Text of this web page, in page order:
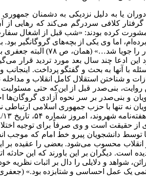
یا به دلیل نزدیکی به دشمنان
کلافی سردرگم می‌کند که رهایی
کرده بودند: «شب قبل از اشغال
اما وی یکی از بچه‌های گروگانگیر بود.
خط امام قصد دارند سفارت آمریکا را
این ادعا چند سال بعد مورد تردید
آنها به بحث و گفتگو پرداخت. اینجانب
و شناختن استقلال کامل انقلاب و
از آمریکا، گروگان‌گیری را خاتمه دهند.» (همان، ص ۹۸) بر اساس این
و بنی‌صدر بر سر نحوه آزادی
نه تنها با حزب جمهوری اسلامی ارتباطی
حقیقت است و وی صرفاً برای توجیه
دانشجویان پیرو خط امام که موجب
از انقلاب محسوب می‌شود. بعضی را عقیده
دیگران بر این باورند که این حادثه
و دلایلی را دال بر اثبات نظریه
یک عمل احساسی و شتابزده بود.»